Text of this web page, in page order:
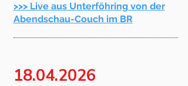
>>> Live aus Unterföhring von der
Abendschau-Couch im BR
18.04.2026